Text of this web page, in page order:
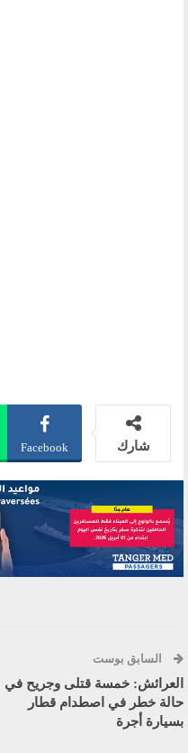
شارك Facebook
السابق بوست
العرائش: خمسة قتلى وجريح في
حالة خطر في اصطدام قطار
بسيارة أجرة